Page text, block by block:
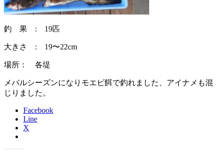
釣 果 : 19匹
大きさ : 19〜22cm
場所： 各堤
メバルシーズンになりモエビ餌で釣れました、アイナメも混
じりました。
Facebook
Line
X